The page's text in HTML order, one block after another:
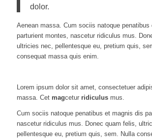
dolor.
Aenean massa. Cum sociis natoque penatibus
parturient montes, nascetur ridiculus mus.
ultricies nec, pellentesque eu, pretium quis,
consequat massa quis enim.
Lorem ipsum dolor sit amet, consectetuer
massa. Cet magcetur ridiculusmus.
Cum sociis natoque penatibus et magnis dis
nascetur ridiculus mus. Donec quam felis,
pellentesque eu, pretium quis, sem. Nulla